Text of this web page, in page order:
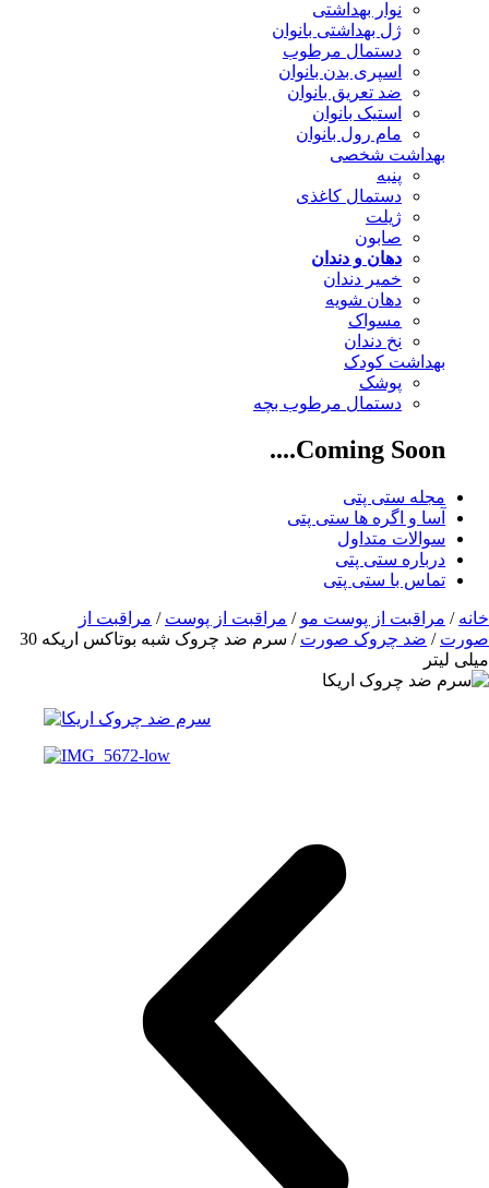
نوار بهداشتی
ژل بهداشتی بانوان
دستمال مرطوب
اسپری بدن بانوان
ضد تعریق بانوان
استیک بانوان
مام رول بانوان
بهداشت شخصی
پنبه
دستمال کاغذی
ژیلت
صابون
دهان و دندان
خمیر دندان
دهان شویه
مسواک
نخ دندان
بهداشت کودک
پوشک
دستمال مرطوب بچه
Coming Soon....
مجله ستی پتی
آسا و اگره ها ستی پتی
سوالات متداول
درباره ستی پتی
تماس با ستی پتی
خانه / مراقبت از پوست مو / مراقبت از پوست / مراقبت از
صورت / ضد چروک صورت
/ سرم ضد چروک شبه بوتاکس اریکه 30
میلی لیتر